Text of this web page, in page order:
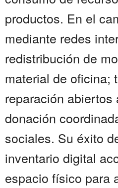
productos. En el
mediante redes
redistribución de
material de oficina;
reparación
donación
sociales. Su éxito
inventario digital
espacio físico para